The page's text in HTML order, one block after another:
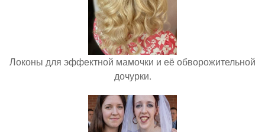
Локоны для эффектной мамочки и её обворожительной
дочурки.